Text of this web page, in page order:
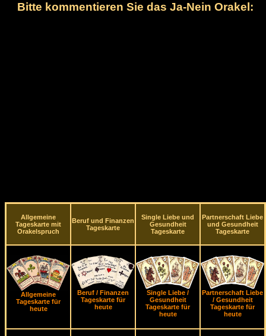
Bitte kommentieren Sie das Ja-Nein Orakel:
Allgemeine
Tageskarte mit
Orakelspruch
Beruf und Finanzen
Tageskarte
Single Liebe und
Gesundheit
Tageskarte
Partnerschaft Liebe
und Gesundheit
Tageskarte
Allgemeine
Tageskarte für
heute
Beruf / Finanzen
Tageskarte für
heute
Single Liebe /
Gesundheit
Tageskarte für
heute
Partnerschaft Liebe
/ Gesundheit
Tageskarte für
heute